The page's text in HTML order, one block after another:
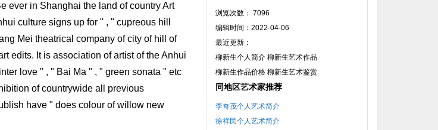
浏览次数： 7096
编辑时间：2022-04-06
最近更新：
柳新生个人简介 柳新生艺术作品
柳新生作品价格 柳新生艺术鉴赏
同地区艺术家推荐
李奇茂个人艺术简介
徐祥民个人艺术简介
ever in Shanghai the land of country Art
culture signs up for " , " cupreous hill
Mei theatrical company of city of hill of
edits. It is association of artist of the Anhui
love " , " Bai Ma " , " green sonata " etc
of countrywide all previous
have " does colour of willow new